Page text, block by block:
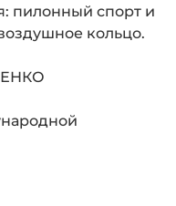
пилонный спорт и
кольцо.